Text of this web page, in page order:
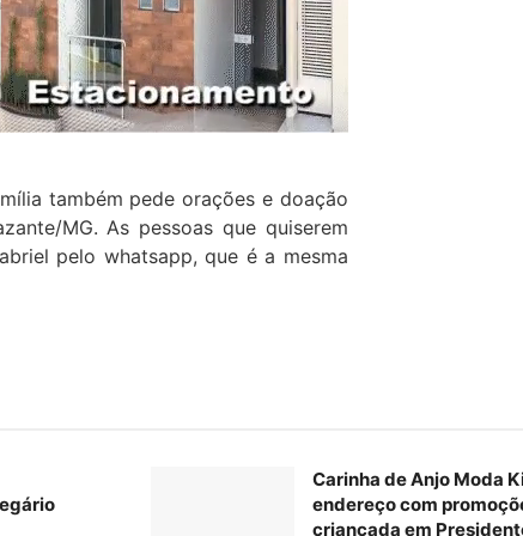
também pede orações e doação
MG. As pessoas que quiserem
pelo whatsapp, que é a mesma
Carinha de Anjo Moda
endereço com
criançada em